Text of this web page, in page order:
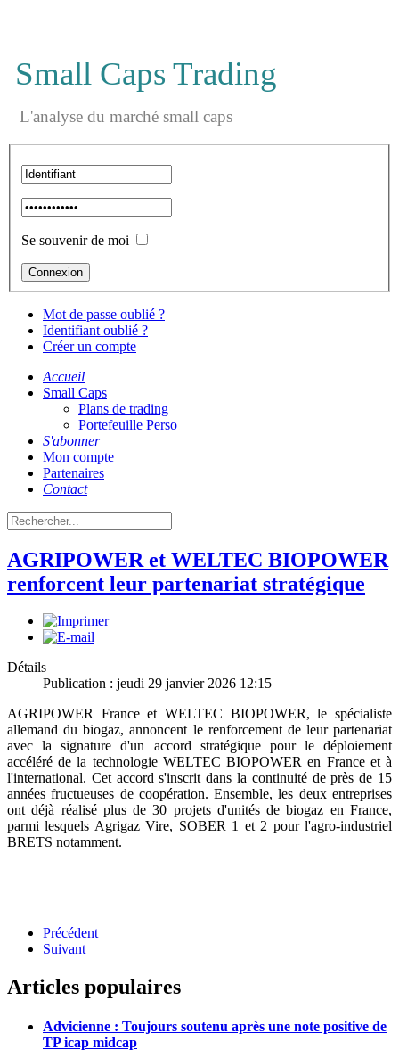
Small Caps Trading
L'analyse du marché small caps
Se souvenir de moi
Mot de passe oublié ?
Identifiant oublié ?
Créer un compte
Accueil
Small Caps
Plans de trading
Portefeuille Perso
S'abonner
Mon compte
Partenaires
Contact
AGRIPOWER et WELTEC BIOPOWER
renforcent leur partenariat stratégique
Détails
Publication : jeudi 29 janvier 2026 12:15
AGRIPOWER France et WELTEC BIOPOWER, le spécialiste
allemand du biogaz, annoncent le renforcement de leur partenariat
avec la signature d'un accord stratégique pour le déploiement
accéléré de la technologie WELTEC BIOPOWER en France et à
l'international. Cet accord s'inscrit dans la continuité de près de 15
années fructueuses de coopération. Ensemble, les deux entreprises
ont déjà réalisé plus de 30 projets d'unités de biogaz en France,
parmi lesquels Agrigaz Vire, SOBER 1 et 2 pour l'agro-industriel
BRETS notamment.
Précédent
Suivant
Articles populaires
Advicienne : Toujours soutenu après une note positive de
TP icap midcap